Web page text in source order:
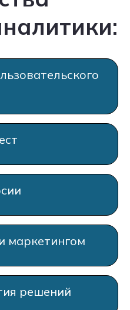
маркетингом
решений